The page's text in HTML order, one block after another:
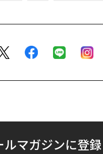
ルマガジンに登録